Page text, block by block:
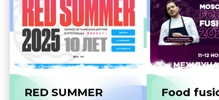
RED SUMMER Food
где важна максимальная
вовлечённость команды
от 90 000 ₽/мес
Заказать